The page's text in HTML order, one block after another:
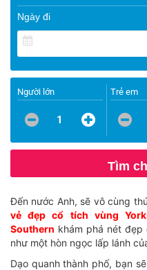
Ngày đi
Người lớn
1
Trẻ em
Tìm
Đến nước Anh, sẽ vô cùng
vẻ đẹp cổ tích vùng
Southern khám phá nét
như một hòn ngọc lấp lánh
Dạo quanh thành phố, bạn